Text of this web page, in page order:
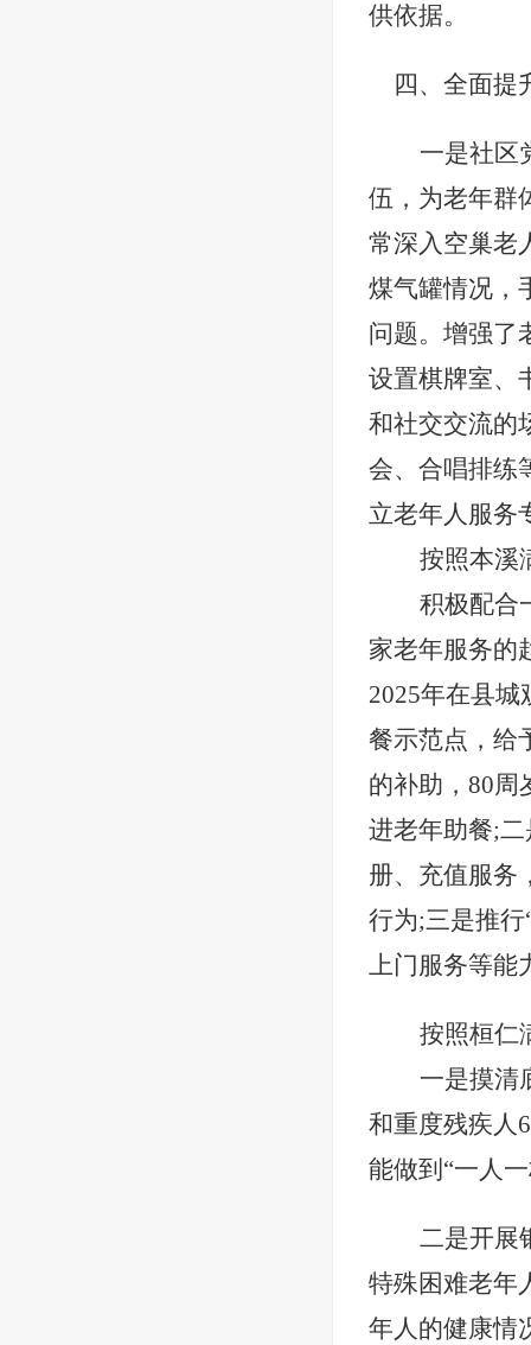
供依据。
四、全面提
一是社区
伍，为老年群
常深入空巢老
煤气罐情况，
问题。增强了
设置棋牌室、
和社交交流的
会、合唱排练
立老年人服务
按照本溪
积极配合
家老年服务的
2025年在县
餐示范点，给
的补助，80周
进老年助餐;
册、充值服务
行为;三是推
上门服务等能
按照桓仁
一是摸清
和重度残疾人
能做到“一人
二是开展
特殊困难老年
年人的健康情